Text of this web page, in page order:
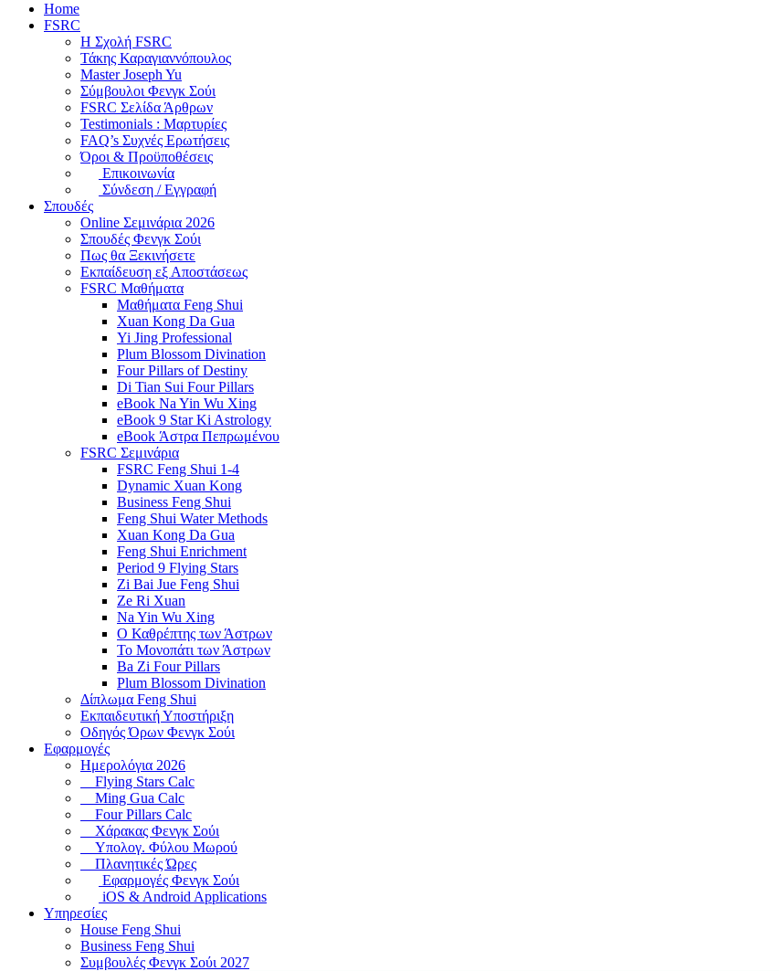
Home
FSRC
Η Σχολή FSRC
Τάκης Καραγιαννόπουλος
Master Joseph Yu
Σύμβουλοι Φενγκ Σούι
FSRC Σελίδα Άρθρων
Testimonials : Μαρτυρίες
FAQ’s Συχνές Ερωτήσεις
Όροι & Προϋποθέσεις
Επικοινωνία
Σύνδεση / Εγγραφή
Σπουδές
Online Σεμινάρια 2026
Σπουδές Φενγκ Σούι
Πως θα Ξεκινήσετε
Εκπαίδευση εξ Αποστάσεως
FSRC Μαθήματα
Μαθήματα Feng Shui
Xuan Kong Da Gua
Yi Jing Professional
Plum Blossom Divination
Four Pillars of Destiny
Di Tian Sui Four Pillars
eBook Na Yin Wu Xing
eBook 9 Star Ki Astrology
eBook Άστρα Πεπρωμένου
FSRC Σεμινάρια
FSRC Feng Shui 1-4
Dynamic Xuan Kong
Business Feng Shui
Feng Shui Water Methods
Xuan Kong Da Gua
Feng Shui Enrichment
Period 9 Flying Stars
Zi Bai Jue Feng Shui
Ze Ri Xuan
Na Yin Wu Xing
Ο Καθρέπτης των Άστρων
Το Μονοπάτι των Άστρων
Ba Zi Four Pillars
Plum Blossom Divination
Δίπλωμα Feng Shui
Εκπαιδευτική Υποστήριξη
Οδηγός Όρων Φενγκ Σούι
Εφαρμογές
Ημερολόγια 2026
Flying Stars Calc
Ming Gua Calc
Four Pillars Calc
Χάρακας Φενγκ Σούι
Υπολογ. Φύλου Μωρού
Πλανητικές Ώρες
Εφαρμογές Φενγκ Σούι
iOS & Android Applications
Υπηρεσίες
House Feng Shui
Business Feng Shui
Συμβουλές Φενγκ Σούι 2027